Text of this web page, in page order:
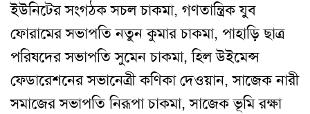
ইউনিটের সংগঠক সচল চাকমা, গণতান্ত্রিক যুব
ফোরামের সভাপতি নতুন কুমার চাকমা, পাহাড়ি ছাত্র
পরিষদের সভাপতি সুমেন চাকমা, হিল উইমেন্স
ফেডারেশনের সভানেত্রী কণিকা দেওয়ান, সাজেক নারী
সমাজের সভাপতি নিরূপা চাকমা, সাজেক ভূমি রক্ষা